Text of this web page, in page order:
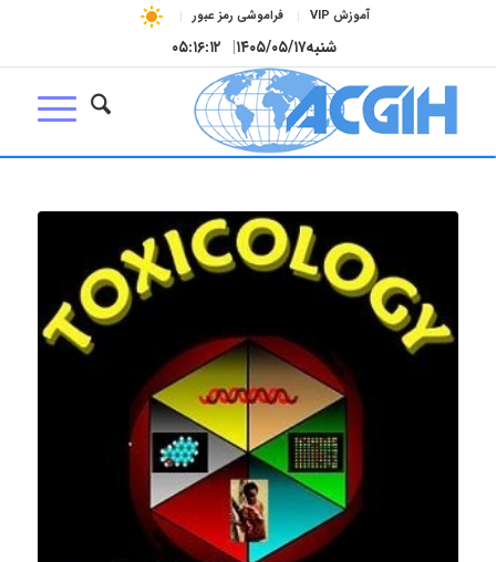
آموزش VIP فراموشی رمز عبور
شنبه۱۴۰۵/۰۵/۱۷| ۰۵:۱۶:۱۳